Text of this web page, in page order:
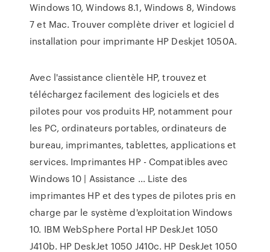
Windows 10, Windows 8.1, Windows 8, Windows
7 et Mac. Trouver complète driver et logiciel d
installation pour imprimante HP Deskjet 1050A.
Avec l'assistance clientèle HP, trouvez et
téléchargez facilement des logiciels et des
pilotes pour vos produits HP, notamment pour
les PC, ordinateurs portables, ordinateurs de
bureau, imprimantes, tablettes, applications et
services. Imprimantes HP - Compatibles avec
Windows 10 | Assistance ... Liste des
imprimantes HP et des types de pilotes pris en
charge par le système d'exploitation Windows
10. IBM WebSphere Portal HP DeskJet 1050
J410b. HP DeskJet 1050 J410c. HP DeskJet 1050